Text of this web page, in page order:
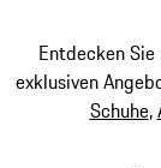
Entdecken Sie
exklusiven
Schuhe,